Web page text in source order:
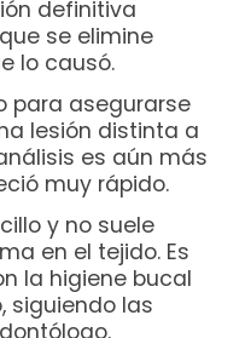
definitiva
se elimine
lo causó.
para asegurarse
lesión distinta a
es aún más
muy rápido.
y no suele
en el tejido. Es
la higiene bucal
siguiendo las